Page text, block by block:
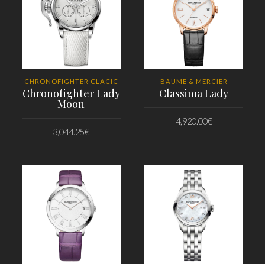
CHRONOFIGHTER CLACIC
Chronofighter Lady
Moon
3,044.25€
BAUME & MERCIER
Classima Lady
4,920.00€